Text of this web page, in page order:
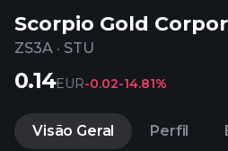
Scorpio Gold
ZS3A · STU
0.14EUR-0.02-14.81%
Visão Geral Perfil